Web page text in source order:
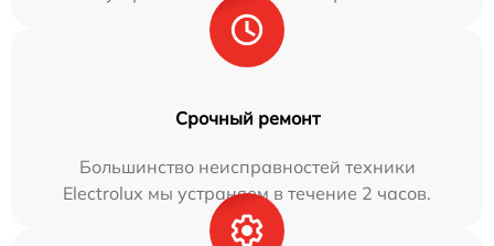
Срочный ремонт
Большинство неисправностей техники
Electrolux мы устраняем в течение 2 часов.